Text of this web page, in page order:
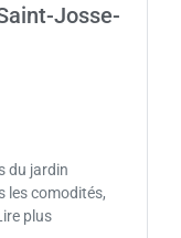
Josse-
du jardin
les comodités,
plus